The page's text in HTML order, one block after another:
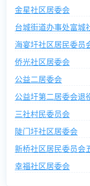
金星社区居委会
台城街道办事处富城
海宴圩社区居民委员
侨光社区居委会
公益二居委会
公益圩第二居委会退
三社村民委员会
陡门圩社区居委会
新桥社区居民委员会
幸福社区居委会